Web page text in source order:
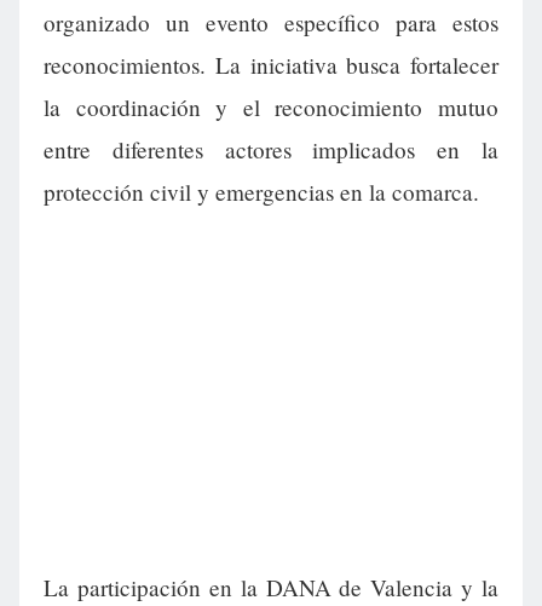
organizado un evento específico para estos
reconocimientos. La iniciativa busca fortalecer
la coordinación y el reconocimiento mutuo
entre diferentes actores implicados en la
protección civil y emergencias en la comarca.
La participación en la DANA de Valencia y la